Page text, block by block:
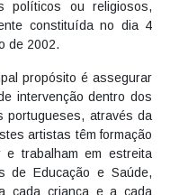
políticos ou religiosos,
constituída no dia 4
de 2002.
propósito é assegurar
intervenção dentro dos
portugueses, através da
artistas têm formação
e trabalham em estreita
de Educação e Saúde,
cada criança e a cada